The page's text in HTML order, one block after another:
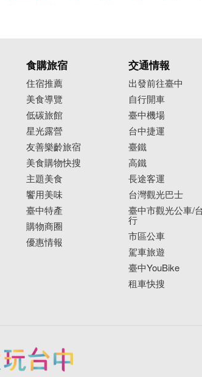
食購旅宿
住宿推薦
美食導覽
低碳旅館
星光露營
友善樂齡旅宿
美食購物快搜
主題美食
饗用美味
臺中特產
購物商圈
優惠情報
交通情報
出發前往臺中
自行開車
臺中機場
台中捷運
臺鐵
高鐵
長途客運
台灣觀光巴士
臺中市觀光公車/
行
市區公車
駕車旅遊
臺中YouBike
租車快搜